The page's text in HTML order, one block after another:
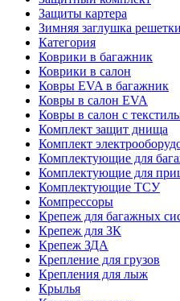
Защиты картера
Зимняя заглушка
Категория
Коврики в багажник
Коврики в салон
Ковры EVA в багажник
Ковры в салон EVA
Ковры в салон с
Комплект защит днища
Комплект
Комплектующие для
Комплектующие для
Комплектующие ТСУ
Компрессоры
Крепеж для багажных
Крепеж для ЗК
Крепеж ЗДА
Крепление для грузов
Крепления для лыж
Крылья